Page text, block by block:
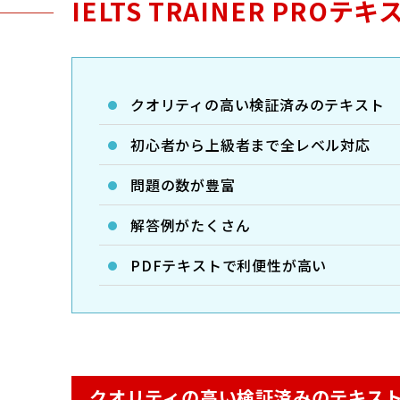
IELTS TRAINER PROテキ
クオリティの高い検証済みのテキスト
初心者から上級者まで全レベル対応
問題の数が豊富
解答例がたくさん
PDFテキストで利便性が高い